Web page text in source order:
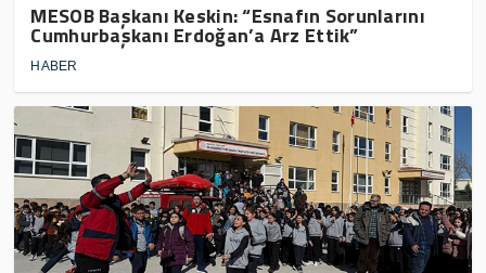
MESOB Başkanı Keskin: “Esnafın Sorunlarını
Cumhurbaşkanı Erdoğan’a Arz Ettik”
HABER